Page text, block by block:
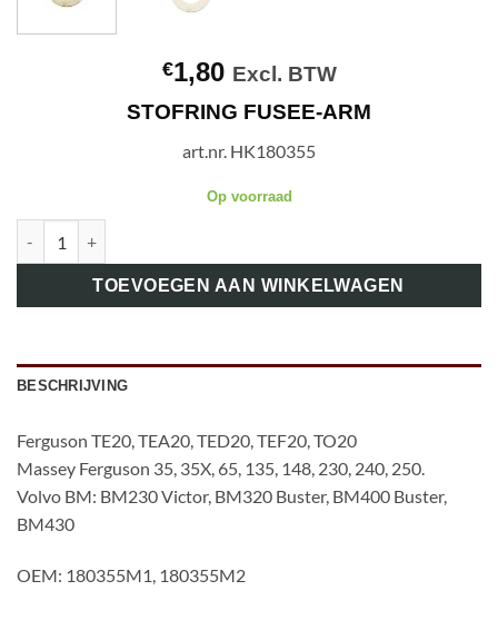
€1,80 Excl. BTW
STOFRING FUSEE-ARM
art.nr. HK180355
Op voorraad
TOEVOEGEN AAN WINKELWAGEN
BESCHRIJVING
Ferguson TE20, TEA20, TED20, TEF20, TO20
Massey Ferguson 35, 35X, 65, 135, 148, 230, 240, 250.
Volvo BM: BM230 Victor, BM320 Buster, BM400 Buster,
BM430
OEM: 180355M1, 180355M2